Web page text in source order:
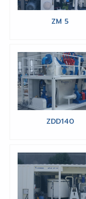
ZM 5
ZDD140